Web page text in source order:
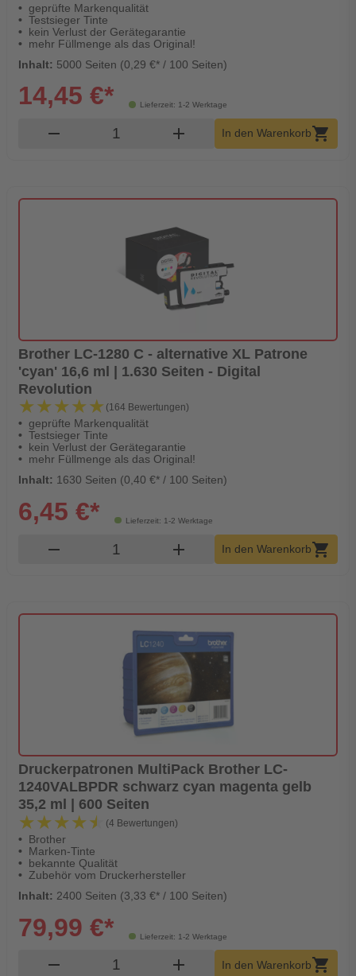
geprüfte Markenqualität
Testsieger Tinte
kein Verlust der Gerätegarantie
mehr Füllmenge als das Original!
Inhalt: 5000 Seiten (0,29 €* / 100 Seiten)
Lieferzeit: 1-2 Werktage
14,45 €*
remove Produkt Warenkorb Menge
add In den Warenkorbshopping_cart
Brother LC-1280 C - alternative XL Patrone
'cyan' 16,6 ml | 1.630 Seiten - Digital
Revolution
★★★★★
★★★★★ (164 Bewertungen)
geprüfte Markenqualität
Testsieger Tinte
kein Verlust der Gerätegarantie
mehr Füllmenge als das Original!
Inhalt: 1630 Seiten (0,40 €* / 100 Seiten)
Lieferzeit: 1-2 Werktage
6,45 €*
remove Produkt Warenkorb Menge
add In den Warenkorbshopping_cart
Druckerpatronen MultiPack Brother LC-
1240VALBPDR schwarz cyan magenta gelb
35,2 ml | 600 Seiten
★★★★★
★★★★★ (4 Bewertungen)
Brother
Marken-Tinte
bekannte Qualität
Zubehör vom Druckerhersteller
Inhalt: 2400 Seiten (3,33 €* / 100 Seiten)
Lieferzeit: 1-2 Werktage
79,99 €*
remove Produkt Warenkorb Menge
add In den Warenkorbshopping_cart